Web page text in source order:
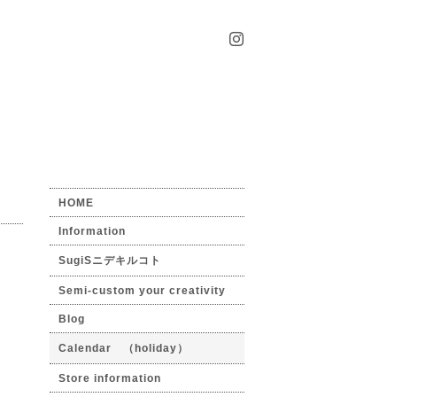
HOME
Information
SugiSニデキルコト
Semi-custom your creativity
Blog
Calendar （holiday）
Store information